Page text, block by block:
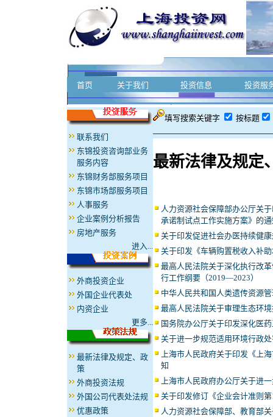
首页 关于我们 投资信息 投资服
联系我们
东锦投资咨询部业务
服务内容
东锦财务部服务项目
东锦市场部服务项目
人事服务
企业案例分析报告
房地产服务
进入...
外商投资企业
外国企业代表处
内资企业
更多...
最新法律及规定、政
策
外商投资法规
外国公司代表处法规
优惠政策
填写搜索关键字 按标题
最新法律及规定
人力资源社会保障部办公厅关
承诺制试点工作实施方案》的
关于印发促进社会办医持续健
关于印发《车辆购置税收入补
最高人民法院关于深化执行改
行工作纲要（2019—2023）
中华人民共和国人类遗传资源
最高人民法院关于审理生态环
国务院办公厅关于印发深化医
关于进一步规范适用环境行政
上海市人民政府关于印发《上
知
上海市人民政府办公厅关于进
关于印发修订《企业会计准则
人力资源社会保障部、教育部